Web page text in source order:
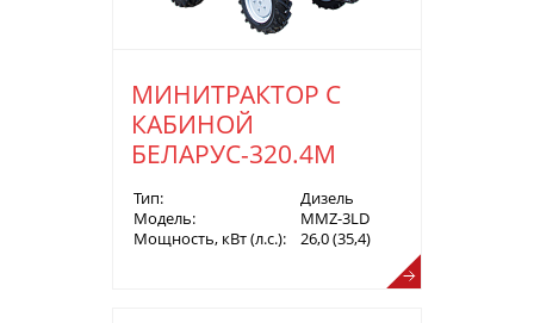
МИНИТРАКТОР С
КАБИНОЙ
БЕЛАРУС-320.4М
Тип:
Дизель
Модель:
MMZ-3LD
Мощность, кВт (л.с.):
26,0 (35,4)